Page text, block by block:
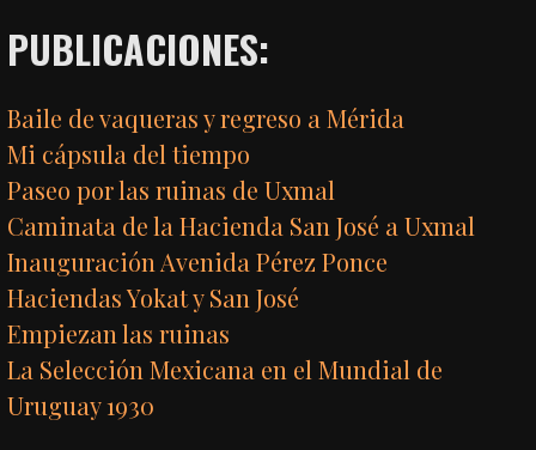
PUBLICACIONES:
Baile de vaqueras y regreso a Mérida
Mi cápsula del tiempo
Paseo por las ruinas de Uxmal
Caminata de la Hacienda San José a Uxmal
Inauguración Avenida Pérez Ponce
Haciendas Yokat y San José
Empiezan las ruinas
La Selección Mexicana en el Mundial de
Uruguay 1930